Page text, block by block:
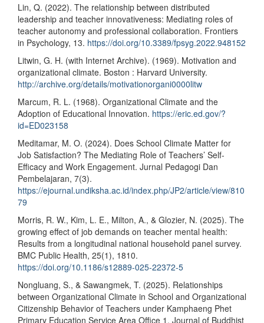
Lin, Q. (2022). The relationship between distributed
leadership and teacher innovativeness: Mediating roles of
teacher autonomy and professional collaboration. Frontiers
in Psychology, 13. https://doi.org/10.3389/fpsyg.2022.948152
Litwin, G. H. (with Internet Archive). (1969). Motivation and
organizational climate. Boston : Harvard University.
http://archive.org/details/motivationorgani0000litw
Marcum, R. L. (1968). Organizational Climate and the
Adoption of Educational Innovation. https://eric.ed.gov/?
id=ED023158
Meditamar, M. O. (2024). Does School Climate Matter for
Job Satisfaction? The Mediating Role of Teachers’ Self-
Efficacy and Work Engagement. Jurnal Pedagogi Dan
Pembelajaran, 7(3).
https://ejournal.undiksha.ac.id/index.php/JP2/article/view/810
79
Morris, R. W., Kim, L. E., Milton, A., & Glozier, N. (2025). The
growing effect of job demands on teacher mental health:
Results from a longitudinal national household panel survey.
BMC Public Health, 25(1), 1810.
https://doi.org/10.1186/s12889-025-22372-5
Nongluang, S., & Sawangmek, T. (2025). Relationships
between Organizational Climate in School and Organizational
Citizenship Behavior of Teachers under Kamphaeng Phet
Primary Education Service Area Office 1. Journal of Buddhist